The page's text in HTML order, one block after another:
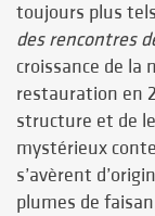
toujours plus
des rencontres
croissance de la
restauration en
structure et de
mystérieux
s’avèrent
plumes de